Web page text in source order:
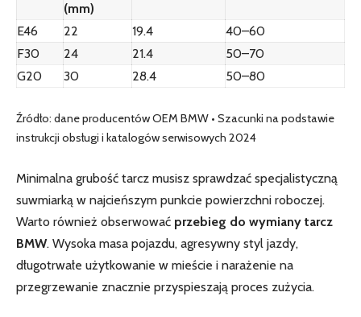
(mm)
E46 22 19.4
40–60
F30
24 21.4
50–70
G20
30 28.4 50–80
Źródło: dane producentów OEM BMW • Szacunki na podstawie
instrukcji obsługi i katalogów serwisowych 2024
Minimalna grubość tarcz musisz sprawdzać specjalistyczną
suwmiarką w najcieńszym punkcie powierzchni roboczej.
Warto również obserwować przebieg do wymiany tarcz
BMW. Wysoka masa pojazdu, agresywny styl jazdy,
długotrwałe użytkowanie w mieście i narażenie na
przegrzewanie znacznie przyspieszają proces zużycia.